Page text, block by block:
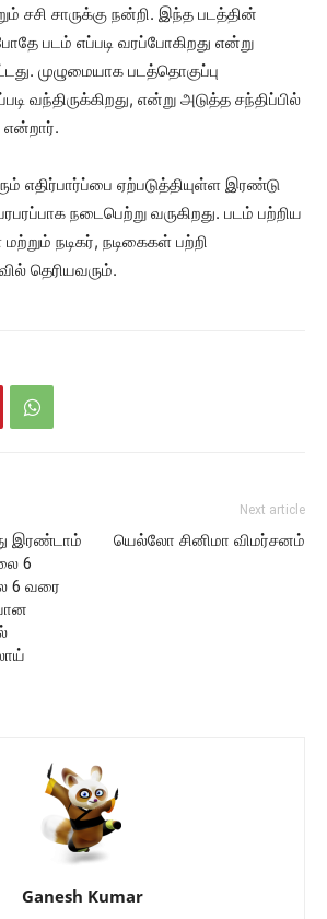
சசி சாருக்கு நன்றி. இந்த படத்தின்
படம் எப்படி வரப்போகிறது என்று
முழுமையாக படத்தொகுப்பு
வந்திருக்கிறது, என்று அடுத்த சந்திப்பில்
எதிர்பார்ப்பை ஏற்படுத்தியுள்ள இரண்டு
நடைபெற்று வருகிறது. படம் பற்றிய
நடிகர், நடிகைகள் பற்றி
தெரியவரும்.
இரண்டாம்
6
6 வரை
Next article
யெல்லோ சினிமா விமர்சனம்
Ganesh Kumar